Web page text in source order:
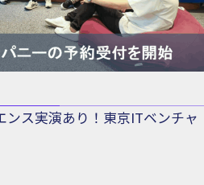
ンス実演あり！東京ITベンチャ